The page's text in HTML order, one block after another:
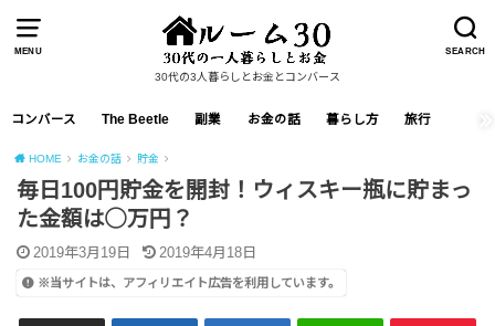
MENU SEARCH
30代の3人暮らしとお金とコンバース
コンバース The Beetle 副業 お金の話 暮らし方 旅行
HOME お金の話 貯金
毎日100円貯金を開封！ウィスキー瓶に貯まっ
た金額は◯万円？
2019年3月19日 2019年4月18日
※当サイトは、アフィリエイト広告を利用しています。